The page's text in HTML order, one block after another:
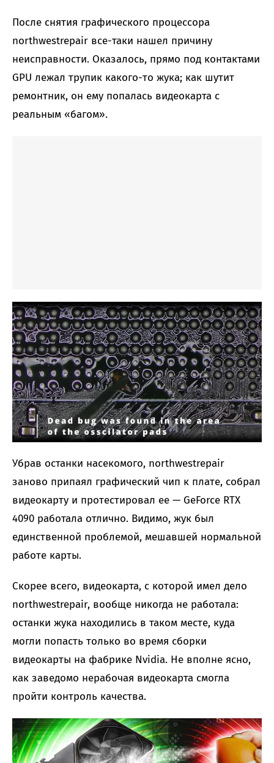
После снятия графического процессора
northwestrepair все-таки нашел причину
неисправности. Оказалось, прямо под контактами
GPU лежал трупик какого-то жука; как шутит
ремонтник, он ему попалась видеокарта с
реальным «багом».
Убрав останки насекомого, northwestrepair
заново припаял графический чип к плате, собрал
видеокарту и протестировал ее — GeForce RTX
4090 работала отлично. Видимо, жук был
единственной проблемой, мешавшей нормальной
работе карты.
Скорее всего, видеокарта, с которой имел дело
northwestrepair, вообще никогда не работала:
останки жука находились в таком месте, куда
могли попасть только во время сборки
видеокарты на фабрике Nvidia. Не вполне ясно,
как заведомо нерабочая видеокарта смогла
пройти контроль качества.